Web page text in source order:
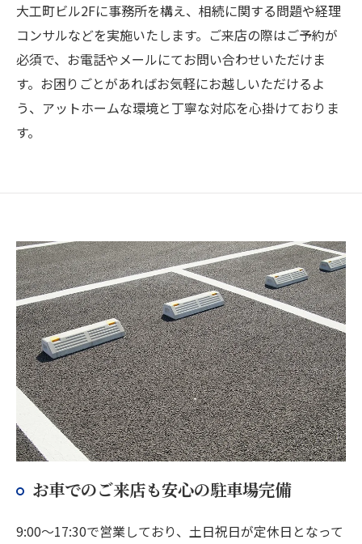
大工町ビル2Fに事務所を構え、相続に関する問題や経理
コンサルなどを実施いたします。ご来店の際はご予約が
必須で、お電話やメールにてお問い合わせいただけま
す。お困りごとがあればお気軽にお越しいただけるよ
う、アットホームな環境と丁寧な対応を心掛けておりま
す。
お車でのご来店も安心の駐車場完備
9:00～17:30で営業しており、土日祝日が定休日となって